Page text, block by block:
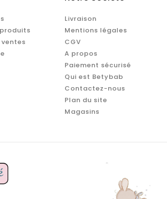
Livraison
Mentions légales
CGV
A propos
Paiement sécurisé
Qui est Betybab
Contactez-nous
Plan du site
Magasins